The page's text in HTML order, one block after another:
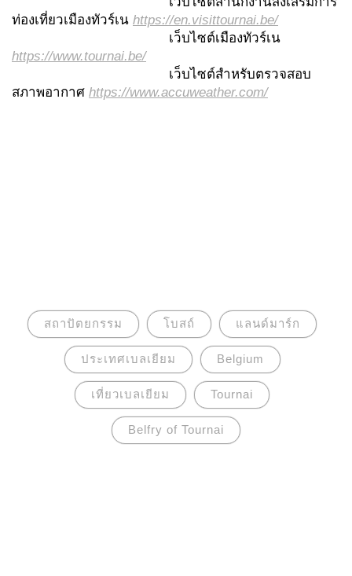
ท่องเที่ยวเมืองทัวร์เน https://en.visittournai.be/
เว็บไซต์เมืองทัวร์เน
https://www.tournai.be/
เว็บไซต์สำหรับตรวจสอบ
สภาพอากาศ https://www.accuweather.com/
สถาปัตยกรรม โบสถ์ แลนด์มาร์ก
ประเทศเบลเยียม Belgium
เที่ยวเบลเยียม Tournai
Belfry of Tournai